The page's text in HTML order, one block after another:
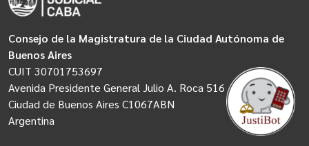
Consejo de la Magistratura de la Ciudad Autónoma de
Buenos Aires
CUIT 30701753697
Avenida Presidente General Julio A. Roca 516
Ciudad de Buenos Aires C1067ABN
Argentina